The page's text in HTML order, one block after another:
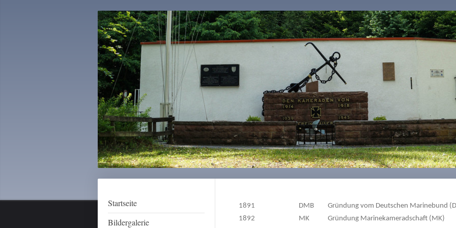
Startseite
Bildergalerie
1891 DMB
Gründung vom Deutschen Marinebund
1892
MK
Gründung Marinekameradschaft (MK)